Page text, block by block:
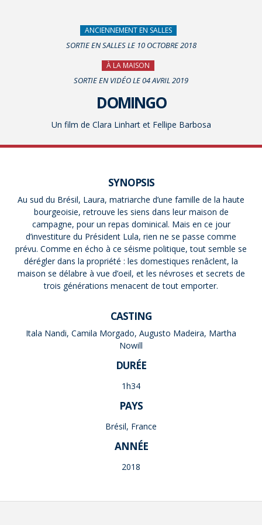
ANCIENNEMENT EN SALLES
SORTIE EN SALLES LE 10 OCTOBRE 2018
À LA MAISON
SORTIE EN VIDÉO LE 04 AVRIL 2019
DOMINGO
Un film de Clara Linhart et Fellipe Barbosa
SYNOPSIS
Au sud du Brésil, Laura, matriarche d’une famille de la haute
bourgeoisie, retrouve les siens dans leur maison de
campagne, pour un repas dominical. Mais en ce jour
d’investiture du Président Lula, rien ne se passe comme
prévu. Comme en écho à ce séisme politique, tout semble se
dérégler dans la propriété : les domestiques renâclent, la
maison se délabre à vue d’oeil, et les névroses et secrets de
trois générations menacent de tout emporter.
CASTING
Itala Nandi, Camila Morgado, Augusto Madeira, Martha
Nowill
DURÉE
1h34
PAYS
Brésil, France
ANNÉE
2018